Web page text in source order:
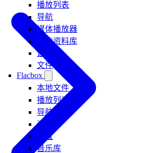
播放列表
导航
媒体播放器
媒体资料库
设置
文件
Flacbox
本地文件
播放列表
导航
连接
设置
音乐库